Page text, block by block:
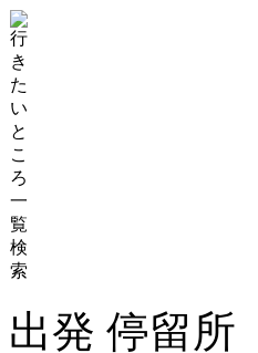
出発 停留所